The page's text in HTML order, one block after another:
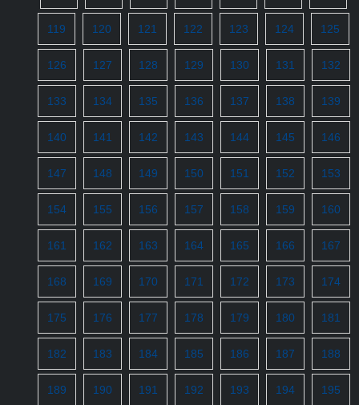
119 120 121 122 123 124 125
126 127 128 129 130 131 132
133 134 135 136 137 138 139
140 141 142 143 144 145 146
147 148 149 150 151 152 153
154 155 156 157 158 159 160
161 162 163 164 165 166 167
168 169 170 171 172 173 174
175 176 177 178 179 180 181
182 183 184 185 186 187 188
189 190 191 192 193 194 195